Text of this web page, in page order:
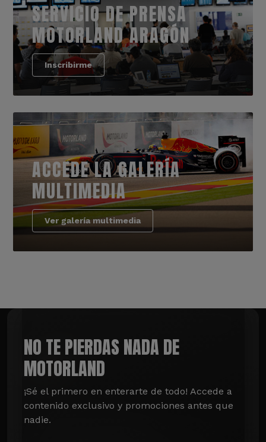
SERVICIO DE PRENSA
MOTORLAND ARAGÓN
Inscribirme
ACCEDE LA GALERÍA
MULTIMEDIA
Ver galería multimedia
NO TE PIERDAS NADA DE
MOTORLAND
¡Sé el primero en enterarte de todo! Accede a
contenido exclusivo y promociones antes que
nadie.